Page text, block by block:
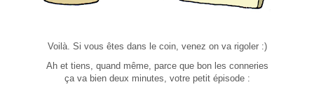
Voilà. Si vous êtes dans le coin, venez on va rigoler :)
Ah et tiens, quand même, parce que bon les conneries
ça va bien deux minutes, votre petit épisode :